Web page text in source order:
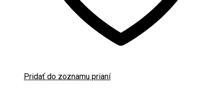
Pridať do zoznamu prianí